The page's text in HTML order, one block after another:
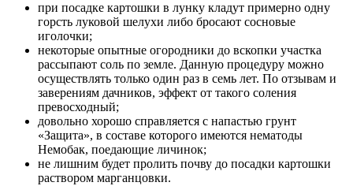
при посадке картошки в лунку кладут примерно одну
горсть луковой шелухи либо бросают сосновые
иголочки;
некоторые опытные огородники до вскопки участка
рассыпают соль по земле. Данную процедуру можно
осуществлять только один раз в семь лет. По отзывам и
заверениям дачников, эффект от такого соления
превосходный;
довольно хорошо справляется с напастью грунт
«Защита», в составе которого имеются нематоды
Немобак, поедающие личинок;
не лишним будет пролить почву до посадки картошки
раствором марганцовки.